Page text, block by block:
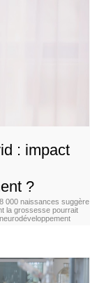
: impact
?
000 naissances suggère
la grossesse pourrait